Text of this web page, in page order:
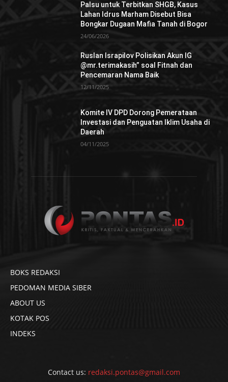
Palsu untuk Terbitkan SHGB, Kasus
Lahan Idrus Marham Disebut Bisa
Bongkar Dugaan Mafia Tanah di Bogor
24/06/2026
Ruslan Israpilov Polisikan Akun IG
@mr.terimakasih” soal Fitnah dan
Pencemaran Nama Baik
12/11/2025
Komite IV DPD Dorong Pemerataan
Investasi dan Penguatan Iklim Usaha di
Daerah
04/11/2025
BOKS REDAKSI
PEDOMAN MEDIA SIBER
ABOUT US
KOTAK POS
INDEKS
Contact us: redaksi.pontas@gmail.com